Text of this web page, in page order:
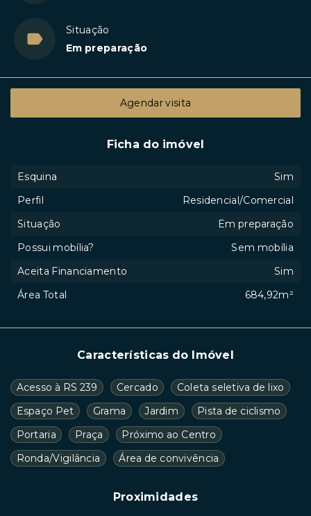
Situação
Em preparação
Características do Imóvel
Acesso à RS 239 Cercado
Coleta seletiva de lixo
Espaço Pet
Grama Jardim
Pista de ciclismo
Portaria
Praça
Próximo ao Centro
Ronda/Vigilância
Área de convivência
Proximidades
Agendar visita
Ficha do imóvel
Esquina
Sim
Perfil
Residencial/Comercial
Situação
Em preparação
Possui mobília?
Sem mobília
Aceita Financiamento
Sim
Área Total
684,92m²